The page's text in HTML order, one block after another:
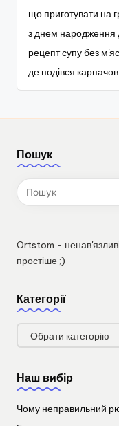
що приготувати на
з днем народження
рецепт супу без
де подівся карпачов
Пошук
Ortstom -
простіше ;)
Категорії
Категорії
Наш вибір
Чому неправильний